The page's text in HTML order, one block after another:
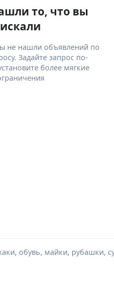
то, что вы
искали
не нашли объявлений по
Задайте запрос по-
более мягкие
обувь, майки, рубашки,